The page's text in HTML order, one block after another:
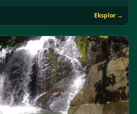
Singapura, Kalimantan, Jambi dan
dalam pagar, Martapura,
H. Mahmud dan ibunya bernama Shafura
Ulama besar dari Kalimantan
Banjari. Sebelum menetap disapat
merantau ke Padang (Sumatera
beliau bernama As”ad. Ditanah
usaha sebagai penyepuh
ke pelosok-pelosok Sumatera Barat
telah didapatkannya di Pesantren
Eksplor →